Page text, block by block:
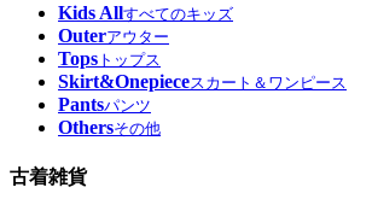
Kids Allすべてのキッズ
Outerアウター
Tops トップス
Skirt&Onepieceスカート＆ワンピース
Pantsパンツ
Othersその他
古着雑貨